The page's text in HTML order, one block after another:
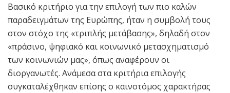
Βασικό κριτήριο για την επιλογή των πιο καλών
παραδειγμάτων της Ευρώπης, ήταν η συμβολή τους
στον στόχο της «τριπλής μετάβασης», δηλαδή στον
«πράσινο, ψηφιακό και κοινωνικό μετασχηματισμό
των κοινωνιών μας», όπως αναφέρουν οι
διοργανωτές. Ανάμεσα στα κριτήρια επιλογής
συγκαταλέχθηκαν επίσης ο καινοτόμος χαρακτήρας